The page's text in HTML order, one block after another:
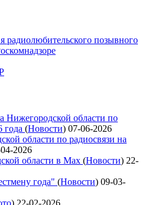
радиолюбительского позывного
Нижегородской области по
года (Новости) 07-06-2026
области по радиосвязи на
2026
области в Max (Новости) 22-
года" (Новости) 09-03-
) 22-02-2026